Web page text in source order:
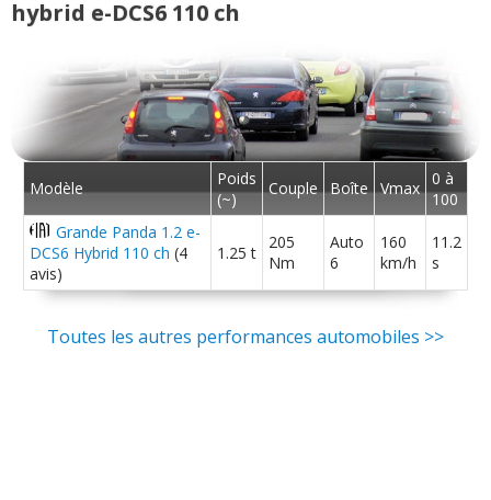
hybrid e-DCS6 110 ch
Modèle
Poids
(~)
Couple Boîte Vmax 0 à
100
Grande Panda 1.2 e-
DCS6 Hybrid 110 ch (4
avis)
1.25 t
205
Nm
Auto
6
160
km/h
11.2
s
Toutes les autres performances automobiles >>